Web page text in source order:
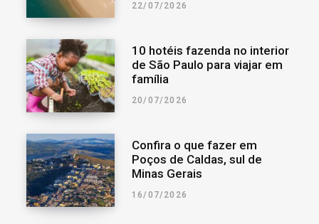
22/07/2026
10 hotéis fazenda no interior
de São Paulo para viajar em
família
20/07/2026
Confira o que fazer em
Poços de Caldas, sul de
Minas Gerais
16/07/2026